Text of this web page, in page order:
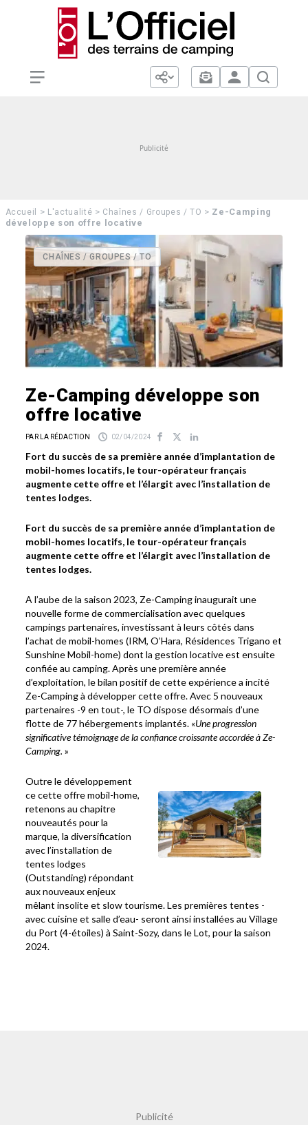
Accueil > L'actualité > Chaînes / Groupes / TO > Ze-Camping
développe son offre locative
CHAÎNES / GROUPES / TO
Ze-Camping développe son
offre locative
PAR LA RÉDACTION 02/04/2024
Fort du succès de sa première année d’implantation de
mobil-homes locatifs, le tour-opérateur français
augmente cette offre et l’élargit avec l’installation de
tentes lodges.
Fort du succès de sa première année d’implantation de
mobil-homes locatifs, le tour-opérateur français
augmente cette offre et l’élargit avec l’installation de
tentes lodges.
A l’aube de la saison 2023, Ze-Camping inaugurait une
nouvelle forme de commercialisation avec quelques
campings partenaires, investissant à leurs côtés dans
l’achat de mobil-homes (IRM, O’Hara, Résidences Trigano et
Sunshine Mobil-home) dont la gestion locative est ensuite
confiée au camping. Après une première année
d’exploitation, le bilan positif de cette expérience a incité
Ze-Camping à développer cette offre. Avec 5 nouveaux
partenaires -9 en tout-, le TO dispose désormais d’une
flotte de 77 hébergements implantés. «Une progression
significative témoignage de la confiance croissante accordée à Ze-
Camping. »
Outre le développement
ce cette offre mobil-home,
retenons au chapitre
nouveautés pour la
marque, la diversification
avec l’installation de
tentes lodges
(Outstanding) répondant
aux nouveaux enjeux
mêlant insolite et slow tourisme. Les premières tentes -
avec cuisine et salle d’eau- seront ainsi installées au Village
du Port (4-étoiles) à Saint-Sozy, dans le Lot, pour la saison
2024.